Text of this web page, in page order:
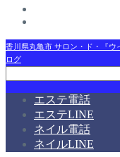
香川県丸亀市 サロン・ド・『
ログ
エステ電話
エステLINE
ネイル電話
ネイルLINE